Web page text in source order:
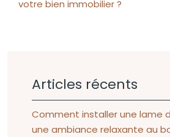
votre bien immobilier ?
Articles récents
Comment installer une lame
une ambiance relaxante au